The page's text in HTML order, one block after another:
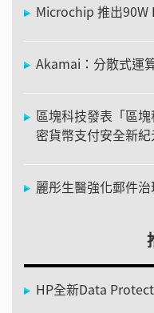
Microchip 推出
Akamai：分散式運
區塊科技發表「區
密貨幣支付安全新
麗彤生醫強化郵件
HP全新Data